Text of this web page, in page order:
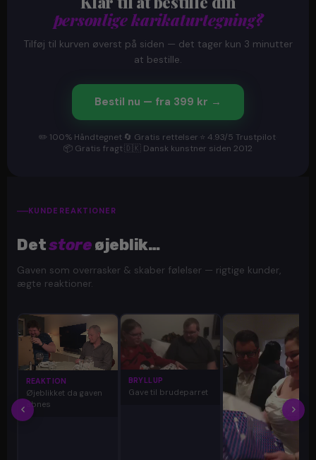
personlige karikaturtegning?
Tilføj til kurven øverst på siden — det tager kun 3 minutter
at bestille.
Bestil nu — fra 399 kr →
✏️ 100% Håndtegnet 🔄 Gratis rettelser ⭐ 4.93/5 Trustpilot
📦 Gratis fragt 🇩🇰 Dansk kunstner siden 2012
KUNDEREAKTIONER
Detstoreøjeblik…
Gaven som overrasker & skaber følelser — rigtige kunder,
ægte reaktioner.
REAKTION
Øjeblikket da gaven
åbnes
BRYLLUP
Gave til brudeparret